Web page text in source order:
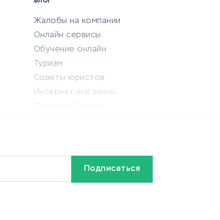
Жалобы на компании
Онлайн сервисы
Обучение онлайн
Туризм
Советы юристов
Интернет-магазины
Бонусы и акции